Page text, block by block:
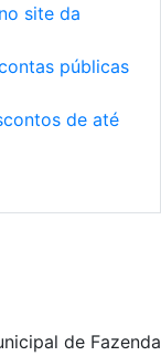
site da
públicas
de até
de Fazenda